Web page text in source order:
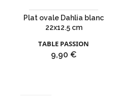
Plat ovale Dahlia blanc
22x12.5 cm
TABLE PASSION
Prix
9,90 €